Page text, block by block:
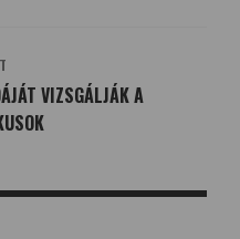
VIZSGÁLJÁK A